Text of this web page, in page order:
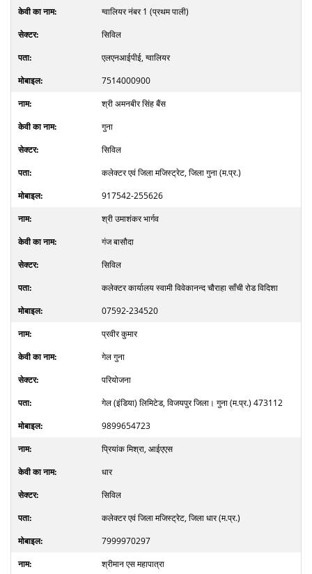
ग्वालियर नंबर 1 (प्रथम पाली)
सिविल
एलएनआईपीई, ग्वालियर
7514000900
श्री अमनबीर सिंह बैंस
गुना
सिविल
कलेक्टर एवं जिला मजिस्ट्रेट, जिला गुना (म.प्र.)
917542-255626
श्री उमाशंकर भार्गव
गंज बासौदा
सिविल
कलेक्टर कार्यालय स्वामी विवेकानन्द चौराहा साँची रोड विदिशा
07592-234520
प्रवीर कुमार
गेल गुना
परियोजना
गेल (इंडिया) लिमिटेड, विजयपुर जिला। गुना (म.प्र.) 473112
9899654723
प्रियांक मिश्रा, आईएएस
धार
सिविल
कलेक्टर एवं जिला मजिस्ट्रेट, जिला धार (म.प्र.)
7999970297
श्रीमान एस महापात्रा